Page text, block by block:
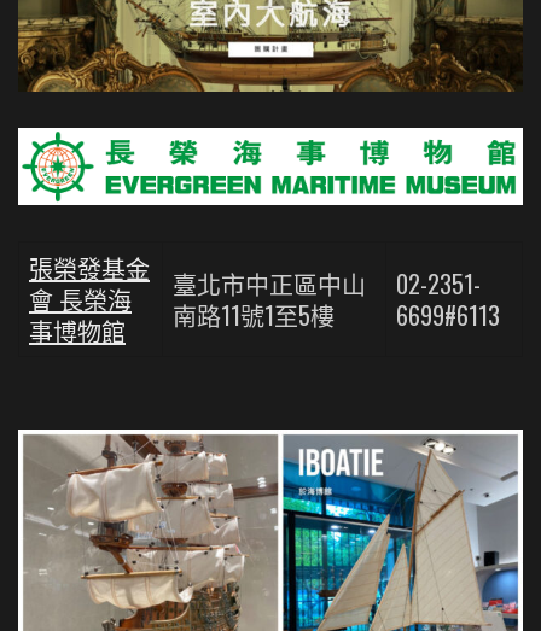
張榮發基金
會 長榮海
事博物館
臺北市中正區中山
南路11號1至5樓
02-2351-
6699#6113